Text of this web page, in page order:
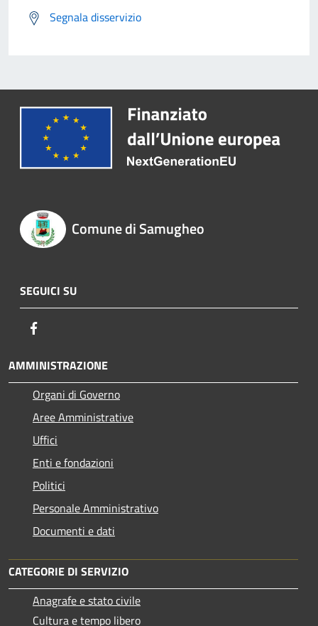
Segnala disservizio
Comune di Samugheo
SEGUICI SU
AMMINISTRAZIONE
Organi di Governo
Aree Amministrative
Uffici
Enti e fondazioni
Politici
Personale Amministrativo
Documenti e dati
CATEGORIE DI SERVIZIO
Anagrafe e stato civile
Cultura e tempo libero